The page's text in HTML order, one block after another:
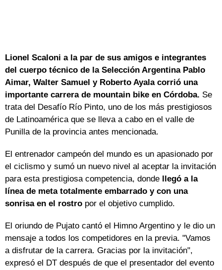
Lionel Scaloni a la par de sus amigos e integrantes
del cuerpo técnico de la Selección Argentina Pablo
Aimar, Walter Samuel y Roberto Ayala corrió una
importante carrera de mountain bike en Córdoba. Se
trata del Desafío Río Pinto, uno de los más prestigiosos
de Latinoamérica que se lleva a cabo en el valle de
Punilla de la provincia antes mencionada.
El entrenador campeón del mundo es un apasionado por
el ciclismo y sumó un nuevo nivel al aceptar la invitación
para esta prestigiosa competencia, donde llegó a la
línea de meta totalmente embarrado y con una
sonrisa en el rostro por el objetivo cumplido.
El oriundo de Pujato cantó el Himno Argentino y le dio un
mensaje a todos los competidores en la previa. "Vamos
a disfrutar de la carrera. Gracias por la invitación",
expresó el DT después de que el presentador del evento